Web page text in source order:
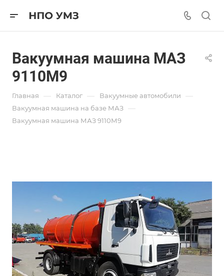
Вакуумная машина МАЗ
9110М9
Главная — Каталог — Вакуумные автомобили —
Вакуумная машина на базе МАЗ —
Вакуумная машина МАЗ 9110М9